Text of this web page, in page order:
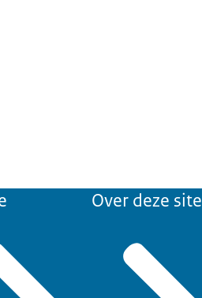
Over deze site